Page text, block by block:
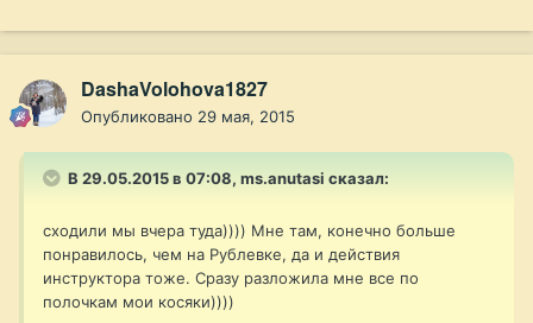
DashaVolohova1827
Опубликовано 29 мая, 2015
В 29.05.2015 в 07:08, ms.anutasi сказал:
сходили мы вчера туда)))) Мне там, конечно больше
понравилось, чем на Рублевке, да и действия
инструктора тоже. Сразу разложила мне все по
полочкам мои косяки))))